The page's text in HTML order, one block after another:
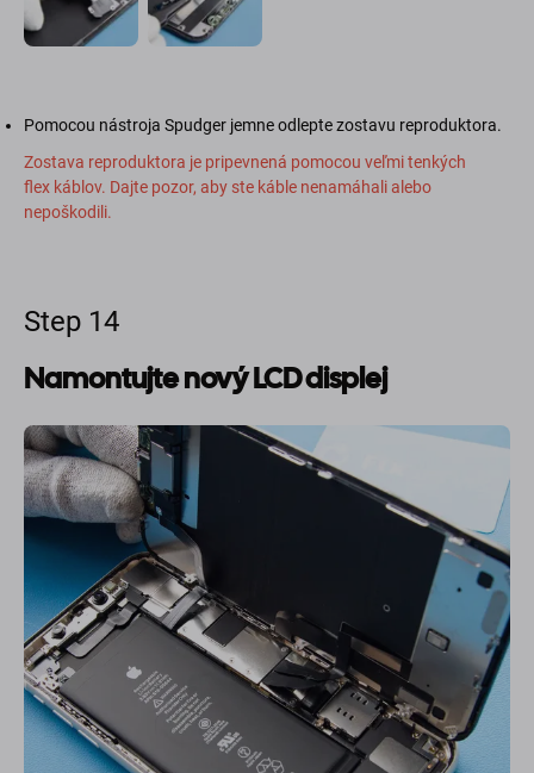
Pomocou nástroja Spudger jemne odlepte zostavu reproduktora.
Zostava reproduktora je pripevnená pomocou veľmi tenkých
flex káblov. Dajte pozor, aby ste káble nenamáhali alebo
nepoškodili.
Step 14
Namontujte nový LCD displej